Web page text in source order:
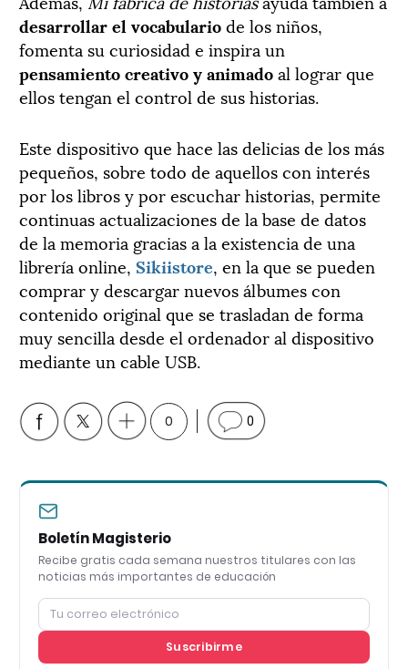
desarrollar el vocabulariode los niños,
fomenta su curiosidad e inspira un
pensamiento creativo y animadoal lograr que
ellos tengan el control de sus historias.
Este dispositivo que hace las delicias de los más
pequeños, sobre todo de aquellos con interés
por los libros y por escuchar historias, permite
continuas actualizaciones de la base de datos
de la memoria gracias a la existencia de una
librería online, Sikiistore, en la que se pueden
comprar y descargar nuevos álbumes con
contenido original que se trasladan de forma
muy sencilla desde el ordenador al dispositivo
mediante un cable USB.
0 0
Boletín Magisterio
Recibe gratis cada semana nuestros titulares con las
noticias más importantes de educación
Suscribirme